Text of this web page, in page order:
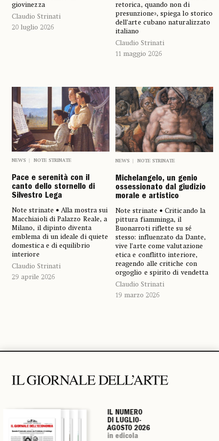
giovinezza
Claudio Strinati
20 luglio 2026
retorica, quando non di
presunzione», spiega lo storico
dell’arte cubano naturalizzato
italiano
Claudio Strinati
11 maggio 2026
NEWS NOTE STRINATE
Pace e serenità con il
canto dello stornello di
Silvestro Lega
Note strinate • Alla mostra sui
Macchiaioli di Palazzo Reale, a
Milano, il dipinto diventa
emblema di un ideale di quiete
domestica e di equilibrio
interiore
Claudio Strinati
29 aprile 2026
NEWS NOTE STRINATE
Michelangelo, un genio
ossessionato dal giudizio
morale e artistico
Note strinate • Criticando la
pittura fiamminga, il
Buonarroti riflette su sé
stesso: influenzato da Dante,
vive l’arte come valutazione
etica e conflitto interiore,
reagendo alle critiche con
orgoglio e spirito di vendetta
Claudio Strinati
19 marzo 2026
IL NUMERO
DI LUGLIO-
AGOSTO 2026
in edicola
IL NUMERO
DI LUGLIO-
AGOSTO 2026
in edicola
IL NUMERO
DI LUGLIO-
AGOSTO 2026
in edicola
IL NUMERO
DI LUGLIO-
AGOSTO 2026
in edicola